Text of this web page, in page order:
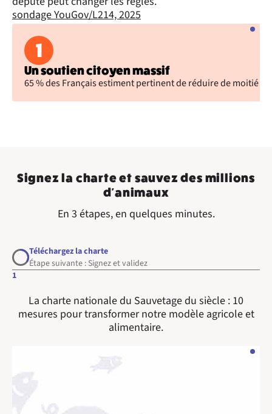
sondage YouGov/L214, 2025
1
Un soutien citoyen massif
65 % des Français estiment pertinent de réduire de moitié
Signez la charte et sauvez des millions
d'animaux
En 3 étapes, en quelques minutes.
1
Téléchargez la charte
Étape suivante : Signez et validez
La charte nationale du Sauvetage du siècle : 10
mesures pour transformer notre modèle agricole et
alimentaire.